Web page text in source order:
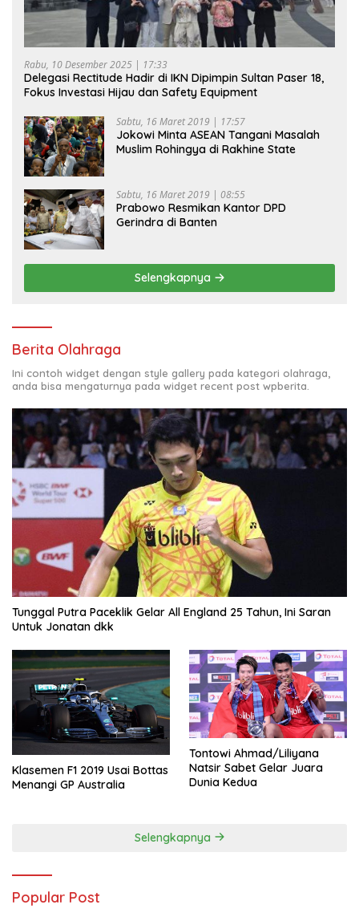
Rabu, 10 Desember 2025 | 17:33
Delegasi Rectitude Hadir di IKN Dipimpin Sultan Paser 18,
Fokus Investasi Hijau dan Safety Equipment
Sabtu, 16 Maret 2019 | 17:57
Jokowi Minta ASEAN Tangani Masalah
Muslim Rohingya di Rakhine State
Sabtu, 16 Maret 2019 | 08:55
Prabowo Resmikan Kantor DPD
Gerindra di Banten
Selengkapnya
Berita Olahraga
Ini contoh widget dengan style gallery pada kategori olahraga,
anda bisa mengaturnya pada widget recent post wpberita.
Tunggal Putra Paceklik Gelar All England 25 Tahun, Ini Saran
Untuk Jonatan dkk
Klasemen F1 2019 Usai Bottas
Menangi GP Australia
Tontowi Ahmad/Liliyana
Natsir Sabet Gelar Juara
Dunia Kedua
Selengkapnya
Popular Post